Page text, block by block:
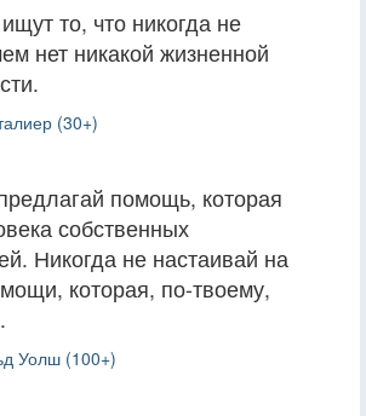
то, что никогда не
нет никакой жизненной
(30+)
помощь, которая
собственных
Никогда не настаивай на
которая, по-твоему,
Уолш (100+)